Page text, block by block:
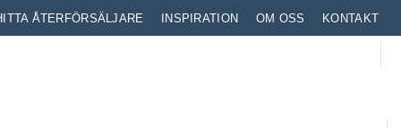
ÅTERFÖRSÄLJARE INSPIRATION OM OSS KONTAKT